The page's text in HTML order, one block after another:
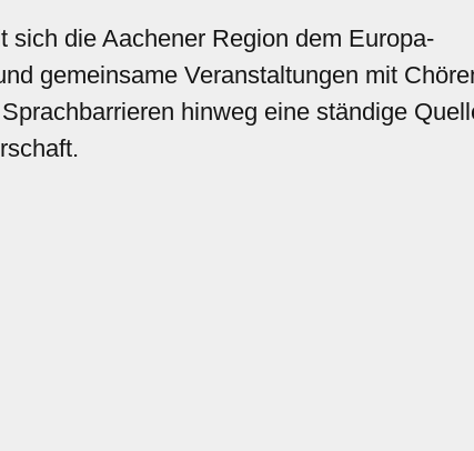
die Aachener Region dem Europa-
gemeinsame Veranstaltungen mit
hinweg eine ständige